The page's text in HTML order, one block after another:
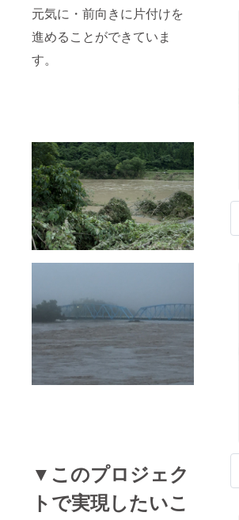
元気に・前向きに片付けを
進めることができていま
す。
▼このプロジェク
トで実現したいこ